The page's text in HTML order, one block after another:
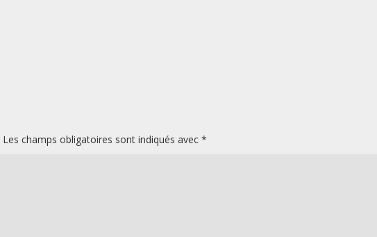
Les champs obligatoires sont indiqués avec*